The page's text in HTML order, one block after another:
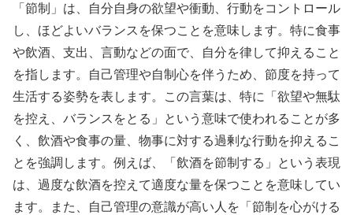
「節制」は、自分自身の欲望や衝動、行動をコントロール
し、ほどよいバランスを保つことを意味します。特に食事
や飲酒、支出、言動などの面で、自分を律して抑えること
を指します。自己管理や自制心を伴うため、節度を持って
生活する姿勢を表します。この言葉は、特に「欲望や無駄
を控え、バランスをとる」という意味で使われることが多
く、飲酒や食事の量、物事に対する過剰な行動を抑えるこ
とを強調します。例えば、「飲酒を節制する」という表現
は、過度な飲酒を控えて適度な量を保つことを意味してい
ます。また、自己管理の意識が高い人を「節制を心がける